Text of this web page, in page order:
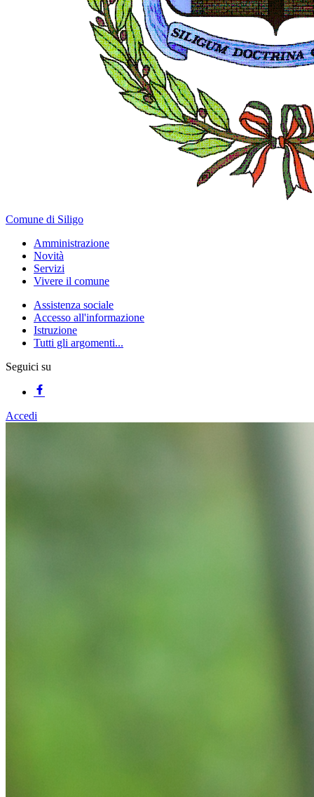
Comune di Siligo
Amministrazione
Novità
Servizi
Vivere il comune
Assistenza sociale
Accesso all'informazione
Istruzione
Tutti gli argomenti...
Seguici su
Accedi